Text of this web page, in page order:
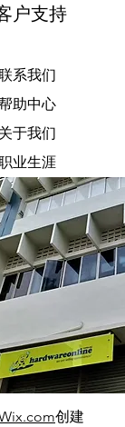
户支持
系我们
助中心
关于我们
业生涯
创建